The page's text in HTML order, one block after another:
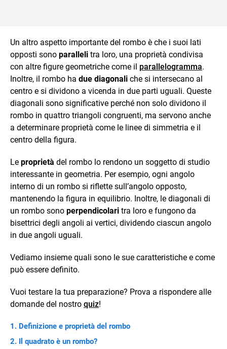
Un altro aspetto importante del rombo è che i suoi lati
opposti sono paralleli tra loro, una proprietà condivisa
con altre figure geometriche come il parallelogramma.
Inoltre, il rombo ha due diagonali che si intersecano al
centro e si dividono a vicenda in due parti uguali. Queste
diagonali sono significative perché non solo dividono il
rombo in quattro triangoli congruenti, ma servono anche
a determinare proprietà come le linee di simmetria e il
centro della figura.
Le proprietà del rombo lo rendono un soggetto di studio
interessante in geometria. Per esempio, ogni angolo
interno di un rombo si riflette sull’angolo opposto,
mantenendo la figura in equilibrio. Inoltre, le diagonali di
un rombo sono perpendicolari tra loro e fungono da
bisettrici degli angoli ai vertici, dividendo ciascun angolo
in due angoli uguali.
Vediamo insieme quali sono le sue caratteristiche e come
può essere definito.
Vuoi testare la tua preparazione? Prova a rispondere alle
domande del nostro quiz!
Definizione e proprietà del rombo
Il quadrato è un rombo?